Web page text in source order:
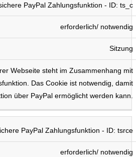
PayPal Zahlungsfunktion - ID: ts_c
erforderlich/ notwendig
Sitzung
Webseite steht im Zusammenhang mit
Das Cookie ist notwendig, damit
über PayPal ermöglicht werden kann.
PayPal Zahlungsfunktion - ID: tsrce
erforderlich/ notwendig